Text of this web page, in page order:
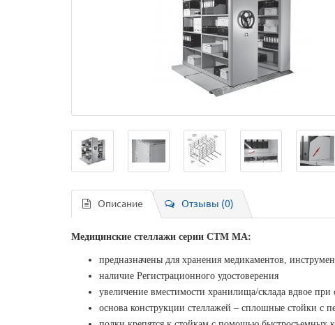
Описание Отзывы (0)
Медицинские стеллажи серии СТМ МА:
предназначены для хранения медикаментов,
наличие Регистрационного удостоверения
увеличение вместимости хранилища/склада вдвое
основа конструкции стеллажей – сплошные стойки с